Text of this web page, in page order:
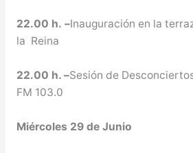
22.00 h. –Inauguración en la
la Reina
22.00 h. –Sesión de
FM 103.0
Miércoles 29 de Junio